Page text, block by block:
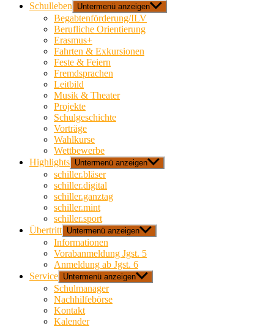
Schulleben
Untermenü anzeigen
Begabtenförderung/ILV
Berufliche Orientierung
Erasmus+
Fahrten & Exkursionen
Feste & Feiern
Fremdsprachen
Leitbild
Musik & Theater
Projekte
Schulgeschichte
Vorträge
Wahlkurse
Wettbewerbe
Highlights Untermenü anzeigen
schiller.bläser
schiller.digital
schiller.ganztag
schiller.mint
schiller.sport
Übertritt Untermenü anzeigen
Informationen
Vorabanmeldung Jgst. 5
Anmeldung ab Jgst. 6
Service Untermenü anzeigen
Schulmanager
Nachhilfebörse
Kontakt
Kalender